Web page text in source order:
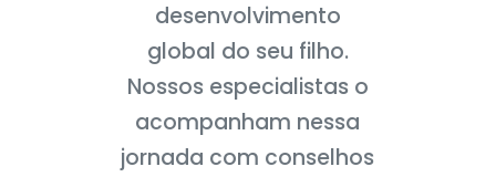
desenvolvimento
global do seu filho.
Nossos especialistas o
acompanham nessa
jornada com conselhos